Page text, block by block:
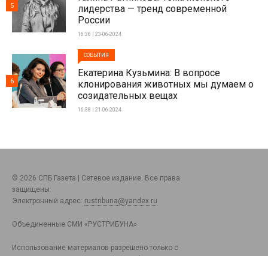
лидерства — тренд современной
России
16:36 | 23-06-2024
5
СОБЫТИЯ
Екатерина Кузьмина: В вопросе
клонирования животных мы думаем о
созидательных вещах
16:38 | 21-06-2024
6
© 2026 СПБ Газета | Сетевое издание. Все права
защищены.
Электронный адрес: rustribuna@yandex.ru
Объединенные СМИ «РУСТРИБУНА»
Использование материалов разрешено только с